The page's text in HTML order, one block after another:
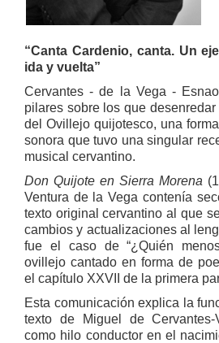
“Canta Cardenio, canta. Un
ida y vuelta”
Cervantes - de la Vega -
pilares sobre los que desenredar
del Ovillejo quijotesco, una
sonora que tuvo una singular
musical cervantino.
Don Quijote en Sierra Morena
Ventura de la Vega contenía
texto original cervantino al que
cambios y actualizaciones al
fue el caso de “¿Quién
ovillejo cantado en forma de
el capítulo XXVII de la primera
Esta comunicación explica la
texto de Miguel de
como hilo conductor en el